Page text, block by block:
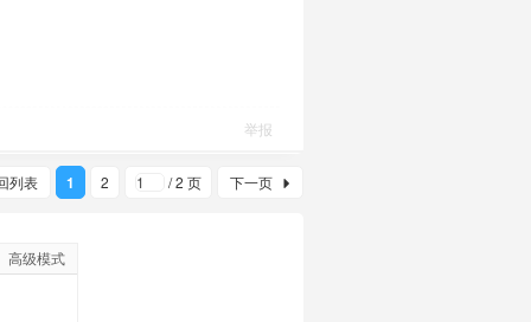
举报
1 2 / 2 页 下一页
列表
高级模式